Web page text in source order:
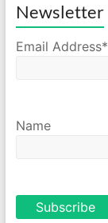
Newsletter
Email Address*
Name